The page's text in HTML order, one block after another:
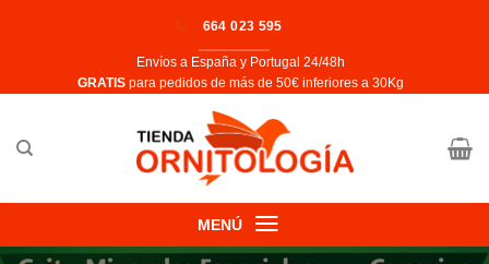
664 023 595
Envíos a España y Portugal 24/48h
​GRATIS para pedidos de más de 50€ inferiores a 30Kg
MENÚ